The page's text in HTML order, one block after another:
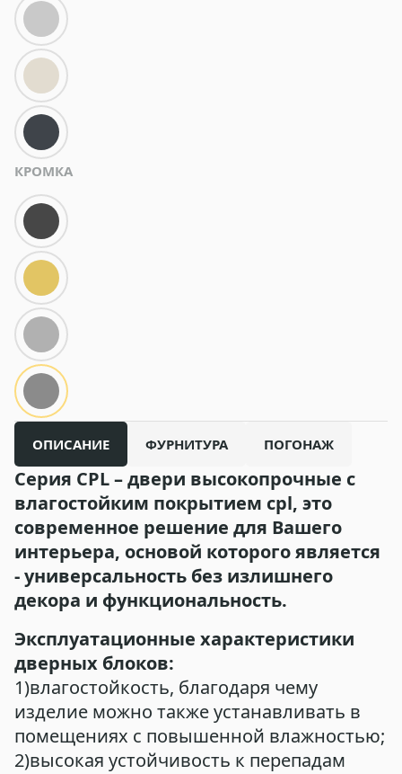
КРОМКА
ОПИСАНИЕ ФУРНИТУРА ПОГОНАЖ
Серия CPL– двери высокопрочные с
влагостойким покрытием cpl, это
современное решение для Вашего
интерьера, основой которого является
- универсальность без излишнего
декора и функциональность.
Эксплуатационные характеристики
дверных блоков:
1)влагостойкость, благодаря чему
изделие можно также устанавливать в
помещениях с повышенной влажностью;
2)высокая устойчивость к перепадам